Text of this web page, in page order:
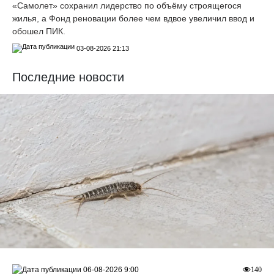
«Самолет» сохранил лидерство по объёму строящегося
жилья, а Фонд реновации более чем вдвое увеличил ввод и
обошел ПИК.
03-08-2026 21:13
Последние новости
140
06-08-2026 9:00